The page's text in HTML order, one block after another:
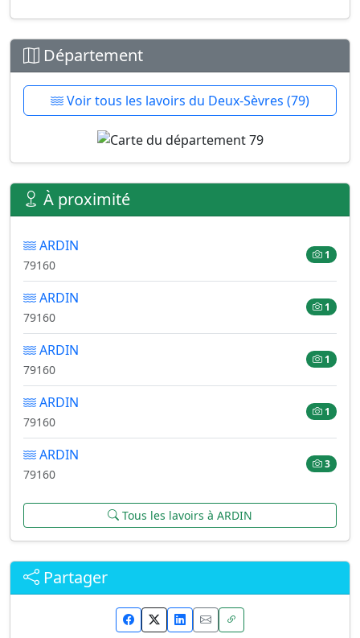
Département
Voir tous les lavoirs du Deux-Sèvres (79)
À proximité
ARDIN
79160
1
ARDIN
79160
1
ARDIN
79160
1
ARDIN
79160
1
ARDIN
79160
3
Tous les lavoirs à ARDIN
Partager